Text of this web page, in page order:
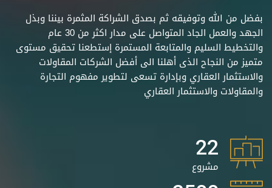
بفضل من الله وتوفيقه ثم بصدق الشراكة المثمرة بيننا وبذل
الجهد والعمل الجاد المتواصل على مدار اكثر من 30 عام
والتخطيط السليم والمتابعة المستمرة إستطعنا تحقيق مستوى
متميز من النجاح الذى أهلنا الى أفضل الشركات المقاولات
والاستثمار العقاري وبإدارة تسعى لتطوير مفهوم التجارة
والمقاولات والاستثمار العقاري
22
مشروع